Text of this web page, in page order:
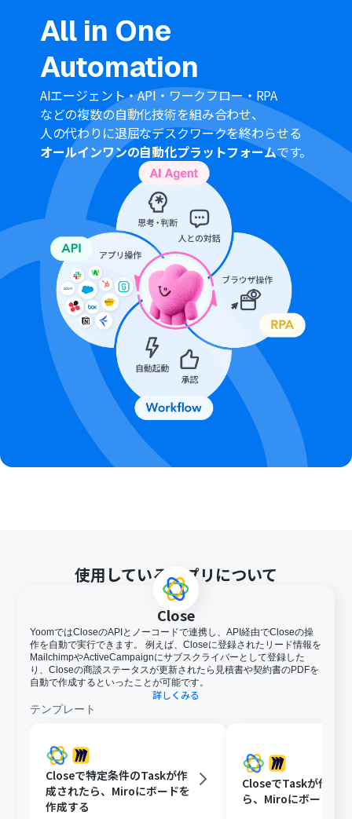
All in One
Automation
AIエージェント・API・ワークフロー・RPA
などの複数の自動化技術を組み合わせ、
人の代わりに退屈なデスクワークを終わらせる
オールインワンの自動化プラットフォームです。
使用しているアプリについて
Close
YoomではCloseのAPIとノーコードで連携し、API経由でCloseの操
作を自動で実行できます。 例えば、Closeに登録されたリード情報を
MailchimpやActiveCampaignにサブスクライバーとして登録した
り、Closeの商談ステータスが更新されたら見積書や契約書のPDFを
自動で作成するといったことが可能です。
詳しくみる
テンプレート
Closeで特定条件のTaskが作
成されたら、Miroにボードを
作成する
CloseでTaskが作成
ら、Miroにボードを